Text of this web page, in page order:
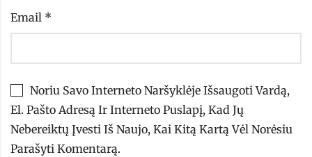
Email *
Noriu Savo Interneto Naršyklėje Išsaugoti Vardą,
El. Pašto Adresą Ir Interneto Puslapį, Kad Jų
Nebereiktų Įvesti Iš Naujo, Kai Kitą Kartą Vėl Norėsiu
Parašyti Komentarą.